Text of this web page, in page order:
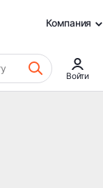
Компания
Войти